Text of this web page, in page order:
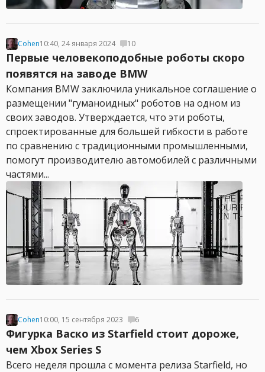
Cohen10:40, 24 января 2024 10
Первые человекоподобные роботы скоро
появятся на заводе BMW
Компания BMW заключила уникальное соглашение о
размещении "гуманоидных" роботов на одном из
своих заводов. Утверждается, что эти роботы,
спроектированные для большей гибкости в работе
по сравнению с традиционными промышленными,
помогут производителю автомобилей с различными
частями...
Cohen10:00, 15 сентября 2023 6
Фигурка Васко из Starfield стоит дороже,
чем Xbox Series S
Всего неделя прошла с момента релиза Starfield, но